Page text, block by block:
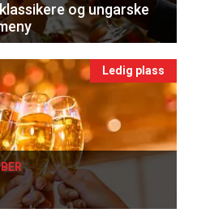
og ungarske
Ledig plass